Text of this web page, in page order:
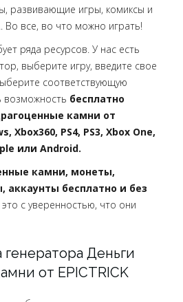
развивающие игры, комиксы и
Во все, во что можно играть!
ряда ресурсов. У нас есть
выберите игру, введите свое
соответствующую
возможность бесплатно
камни от
Xbox360, PS4, PS3, Xbox One,
или Android.
камни, монеты,
аккаунты бесплатно и без
это с уверенностью, что они
Деньги
от EPICTRICK